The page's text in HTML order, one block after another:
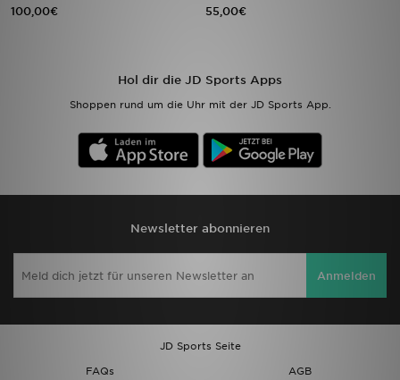
100,00€ 55,00€
Hol dir die JD Sports Apps
Shoppen rund um die Uhr mit der JD Sports App.
Newsletter abonnieren
Anmelden
JD Sports Seite
FAQs
AGB
Geschenkkarte
Mein JD
Meine Nachrichten
Bestellverfolgung